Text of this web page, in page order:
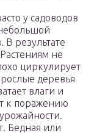
у садоводов
результате
не
циркулирует
деревья
влаги и
к поражению
Бедная или